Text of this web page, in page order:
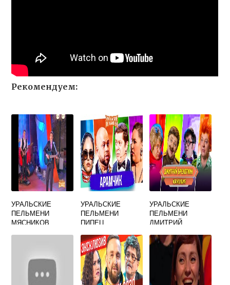
Рекомендуем:
УРАЛЬСКИЕ
ПЕЛЬМЕНИ
МЯСНИКОВ
УРАЛЬСКИЕ
ПЕЛЬМЕНИ
ПИПЕЦ
УРАЛЬСКИЕ
ПЕЛЬМЕНИ
ДМИТРИЙ